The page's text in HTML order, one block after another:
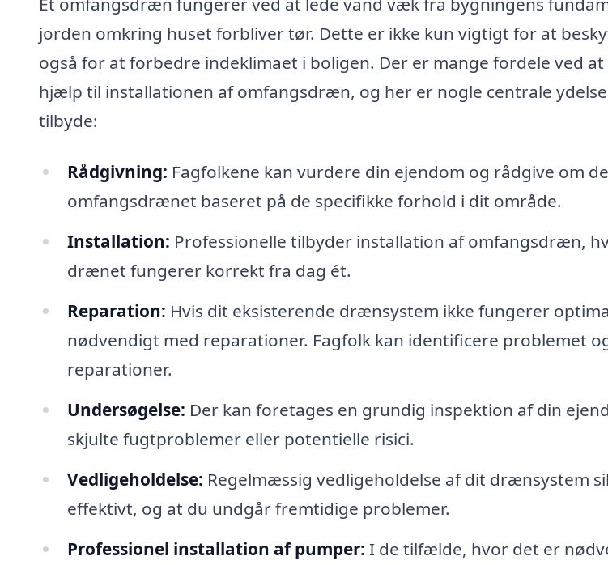
jorden omkring huset forbliver tør. Dette er ikke kun vigtigt for at
også for at forbedre indeklimaet i boligen. Der er mange fordele ved
hjælp til installationen af omfangsdræn, og her er nogle centrale
tilbyde:
Rådgivning: Fagfolkene kan vurdere din ejendom og rådgive om
omfangsdrænet baseret på de specifikke forhold i dit område.
Installation: Professionelle tilbyder installation af omfangsdræn,
drænet fungerer korrekt fra dag ét.
Reparation: Hvis dit eksisterende drænsystem ikke fungerer
nødvendigt med reparationer. Fagfolk kan identificere problemet
reparationer.
Undersøgelse: Der kan foretages en grundig inspektion af din
skjulte fugtproblemer eller potentielle risici.
Vedligeholdelse: Regelmæssig vedligeholdelse af dit drænsystem
effektivt, og at du undgår fremtidige problemer.
Professionel installation af pumper: I de tilfælde, hvor det er